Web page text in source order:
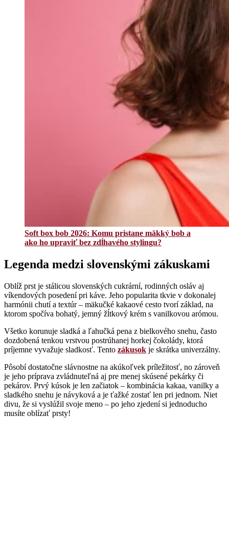
Soft box bob 2026: Komu pristane mäkký bob a
ako ho upraviť bez zdĺhavého stylingu?
Legenda medzi slovenskými zákuskami
Oblíž prst je stálicou slovenských cukrární, rodinných osláv aj
víkendových posedení pri káve. Jeho popularita tkvie v dokonalej
harmónii chutí a textúr – mäkučké kakaové cesto tvorí základ, na
ktorom spočíva bohatý, jemný žĺtkový krém s vanilkovou arómou.
Všetko korunuje sladká a ľahučká pena z bielkového snehu, často
dozdobená tenkou vrstvou postrúhanej horkej čokolády, ktorá
príjemne vyvažuje sladkosť. Tento zákusok je skrátka univerzálny.
Pôsobí dostatočne slávnostne na akúkoľvek príležitosť, no zároveň
je jeho príprava zvládnuteľná aj pre menej skúsené pekárky či
pekárov. Prvý kúsok je len začiatok – kombinácia kakaa, vanilky a
sladkého snehu je návyková a je ťažké zostať len pri jednom. Niet
divu, že si vyslúžil svoje meno – po jeho zjedení si jednoducho
musíte oblízať prsty!